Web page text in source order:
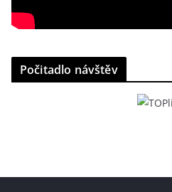
Počitadlo návštěv